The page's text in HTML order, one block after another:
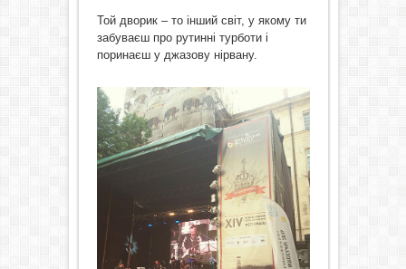
Той дворик – то інший світ, у якому ти
забуваєш про рутинні турботи і
поринаєш у джазову нірвану.